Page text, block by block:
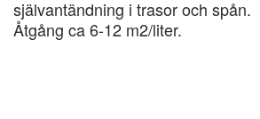
självantändning i trasor och spån.
Åtgång ca 6-12 m2/liter.